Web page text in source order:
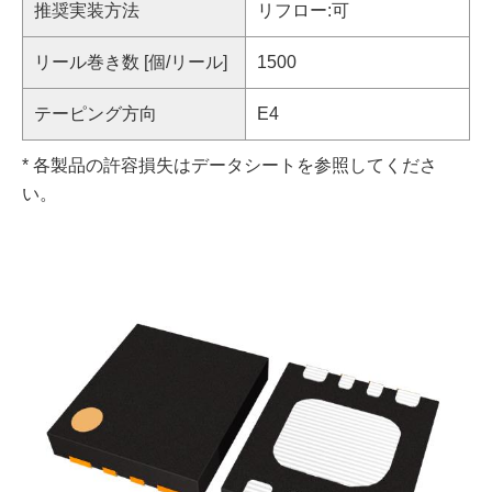
推奨実装方法 リフロー:可
リール巻き数 [個/リール] 1500
テーピング方向 E4
* 各製品の許容損失はデータシートを参照してくださ
い。